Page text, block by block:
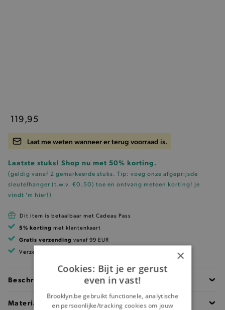
119,95
Laat me weten wanneer er terug voorraad is.
Laatste stuks! Shop nu met 50% korting.
(geldig vanaf 2 gemarkeerde stuks. Tip: voeg onze afgeprijsde
sleutelhanger (t.w.v. €0.50) toe en ontvang meteen korting! Je
vindt 'm hier!)
Dit item is betaalbaar met Cadeau Pass
5% korting met klantenkaart
Gratis verzending vanaf 99 EUR
Verzending binnen 1 à 2 werkdagen
Beschrijving
Materiaal
×
Cookies: Bijt je er gerust
even in vast!
Brooklyn.be gebruikt functionele, analytische
en persoonlijke/tracking cookies om jouw